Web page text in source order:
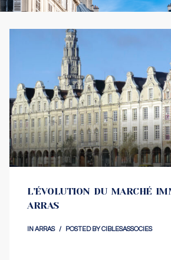
L’ÉVOLUTION DU MARCHÉ
ARRAS
IN ARRAS POSTED BYCIBLESASSOCIES